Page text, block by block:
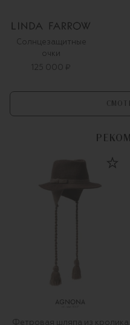
Солнцезащитные
очки
125 000 ₽
Фетровая шляпа из кролика